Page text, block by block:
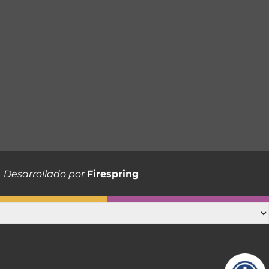
Desarrollado por Firespring